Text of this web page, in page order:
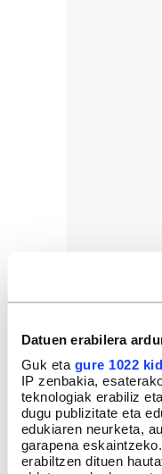
Datuen erabilera
Guk eta gure 1022
IP zenbakia,
teknologiak erabiliz
dugu publizitate eta
edukiaren neurketa,
garapena
erabiltzen dituen
GEHIEN